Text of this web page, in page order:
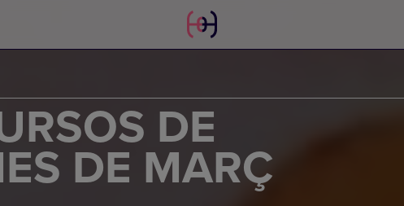
DE
DE MARÇ